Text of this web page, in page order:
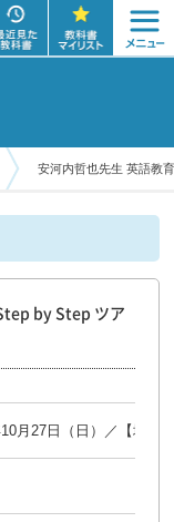
安河内哲也先生 英語教
by Step ツア
10月27日（日）／【埼玉